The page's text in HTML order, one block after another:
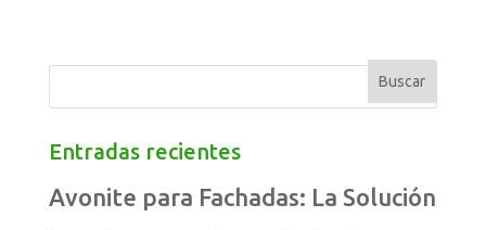
Entradas recientes
Avonite para Fachadas: La Solución